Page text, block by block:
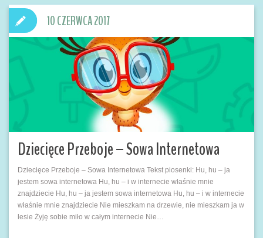
Dziecięce Przeboje – Sowa Internetowa
Dziecięce Przeboje – Sowa Internetowa Tekst piosenki: Hu, hu – ja
jestem sowa internetowa Hu, hu – i w internecie właśnie mnie
znajdziecie Hu, hu – ja jestem sowa internetowa Hu, hu – i w internecie
właśnie mnie znajdziecie Nie mieszkam na drzewie, nie mieszkam ja w
lesie Żyję sobie miło w całym internecie Nie…
10 CZERWCA 2017